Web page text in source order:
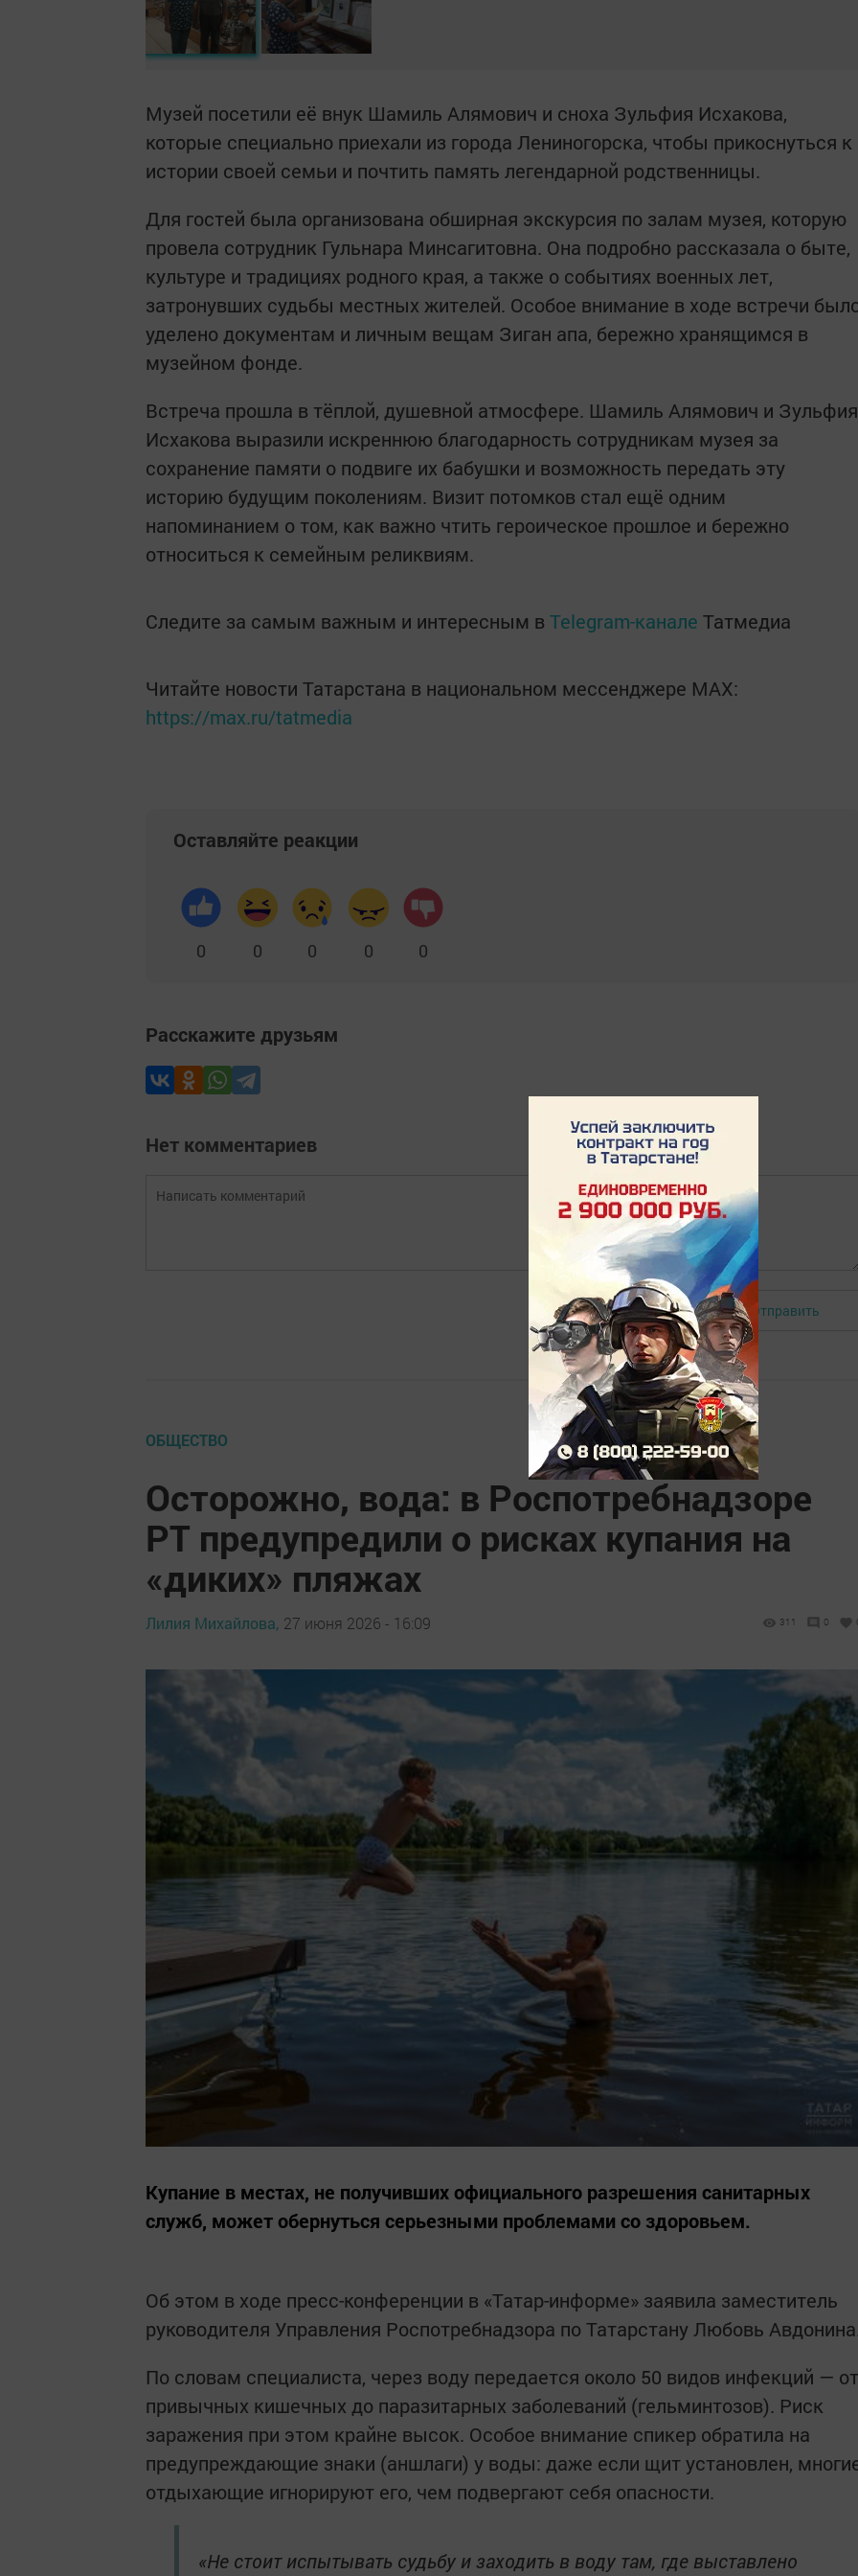
Музей посетили её внук Шамиль Алямович и сноха Зульфия Исхакова,
которые специально приехали из города Лениногорска, чтобы прикоснуться к
истории своей семьи и почтить память легендарной родственницы.
Для гостей была организована обширная экскурсия по залам музея, которую
провела сотрудник Гульнара Минсагитовна. Она подробно рассказала о быте,
культуре и традициях родного края, а также о событиях военных лет,
затронувших судьбы местных жителей. Особое внимание в ходе встречи
уделено документам и личным вещам Зиган апа, бережно хранящимся в
музейном фонде.
Встреча прошла в тёплой, душевной атмосфере. Шамиль Алямович и Зульфия
Исхакова выразили искреннюю благодарность сотрудникам музея за
сохранение памяти о подвиге их бабушки и возможность передать эту
историю будущим поколениям. Визит потомков стал ещё одним
напоминанием о том, как важно чтить героическое прошлое и бережно
относиться к семейным реликвиям.
Следите за самым важным и интересным в Telegram-канале Татмедиа
Читайте новости Татарстана в национальном мессенджере MАХ:
https://max.ru/tatmedia
Оставляйте реакции
0 0 0 0 0
Расскажите друзьям
Нет комментариев
Авторизоваться Отправить
ОБЩЕСТВО
Осторожно, вода: в Роспотребнадзоре
РТ предупредили о рисках купания на
«диких» пляжах
Лилия Михайлова, 27 июня 2026 - 16:09 311 0
Купание в местах, не получивших официального разрешения санитарных
служб, может обернуться серьезными проблемами со здоровьем.
Об этом в ходе пресс-конференции в «Татар-информе» заявила заместитель
руководителя Управления Роспотребнадзора по Татарстану Любовь
По словам специалиста, через воду передается около 50 видов инфекций — от
привычных кишечных до паразитарных заболеваний (гельминтозов). Риск
заражения при этом крайне высок. Особое внимание спикер обратила на
предупреждающие знаки (аншлаги) у воды: даже если щит установлен,
отдыхающие игнорируют его, чем подвергают себя опасности.
«Не стоит испытывать судьбу и заходить в воду там, где выставлено